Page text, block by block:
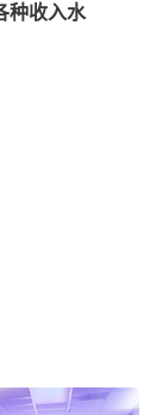
种收入水